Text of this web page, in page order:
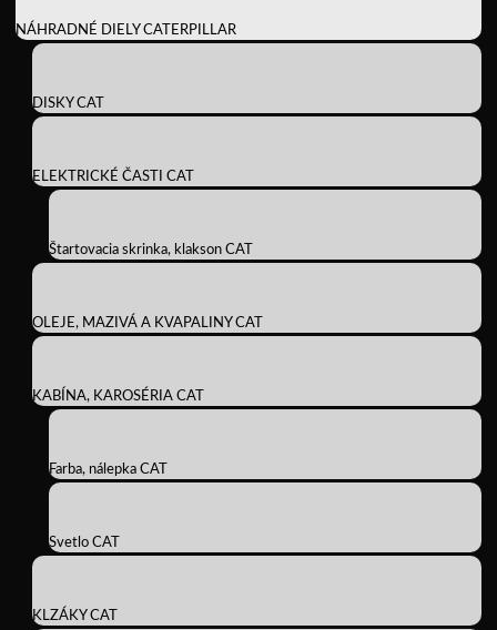
NÁHRADNÉ DIELY CATERPILLAR
DISKY CAT
ELEKTRICKÉ ČASTI CAT
Štartovacia skrinka, klakson CAT
OLEJE, MAZIVÁ A KVAPALINY CAT
KABÍNA, KAROSÉRIA CAT
Farba, nálepka CAT
Svetlo CAT
KLZÁKY CAT